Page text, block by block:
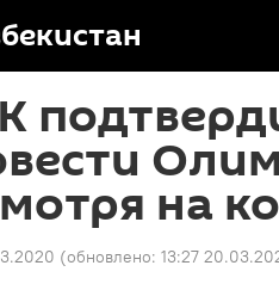
на
(обновлено: 13:27